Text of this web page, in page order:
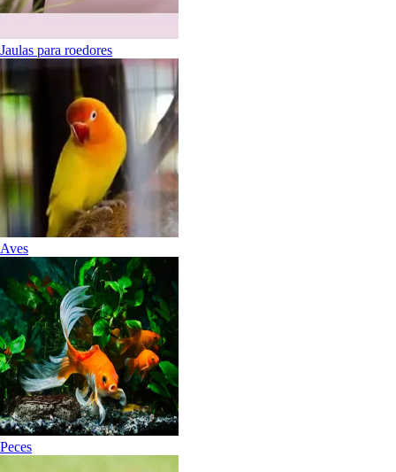
Jaulas para roedores
Aves
Peces